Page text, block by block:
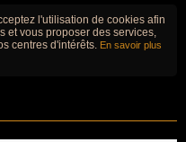
l'utilisation de cookies afin
et vous proposer des services,
centres d'intérêts. En savoir plus